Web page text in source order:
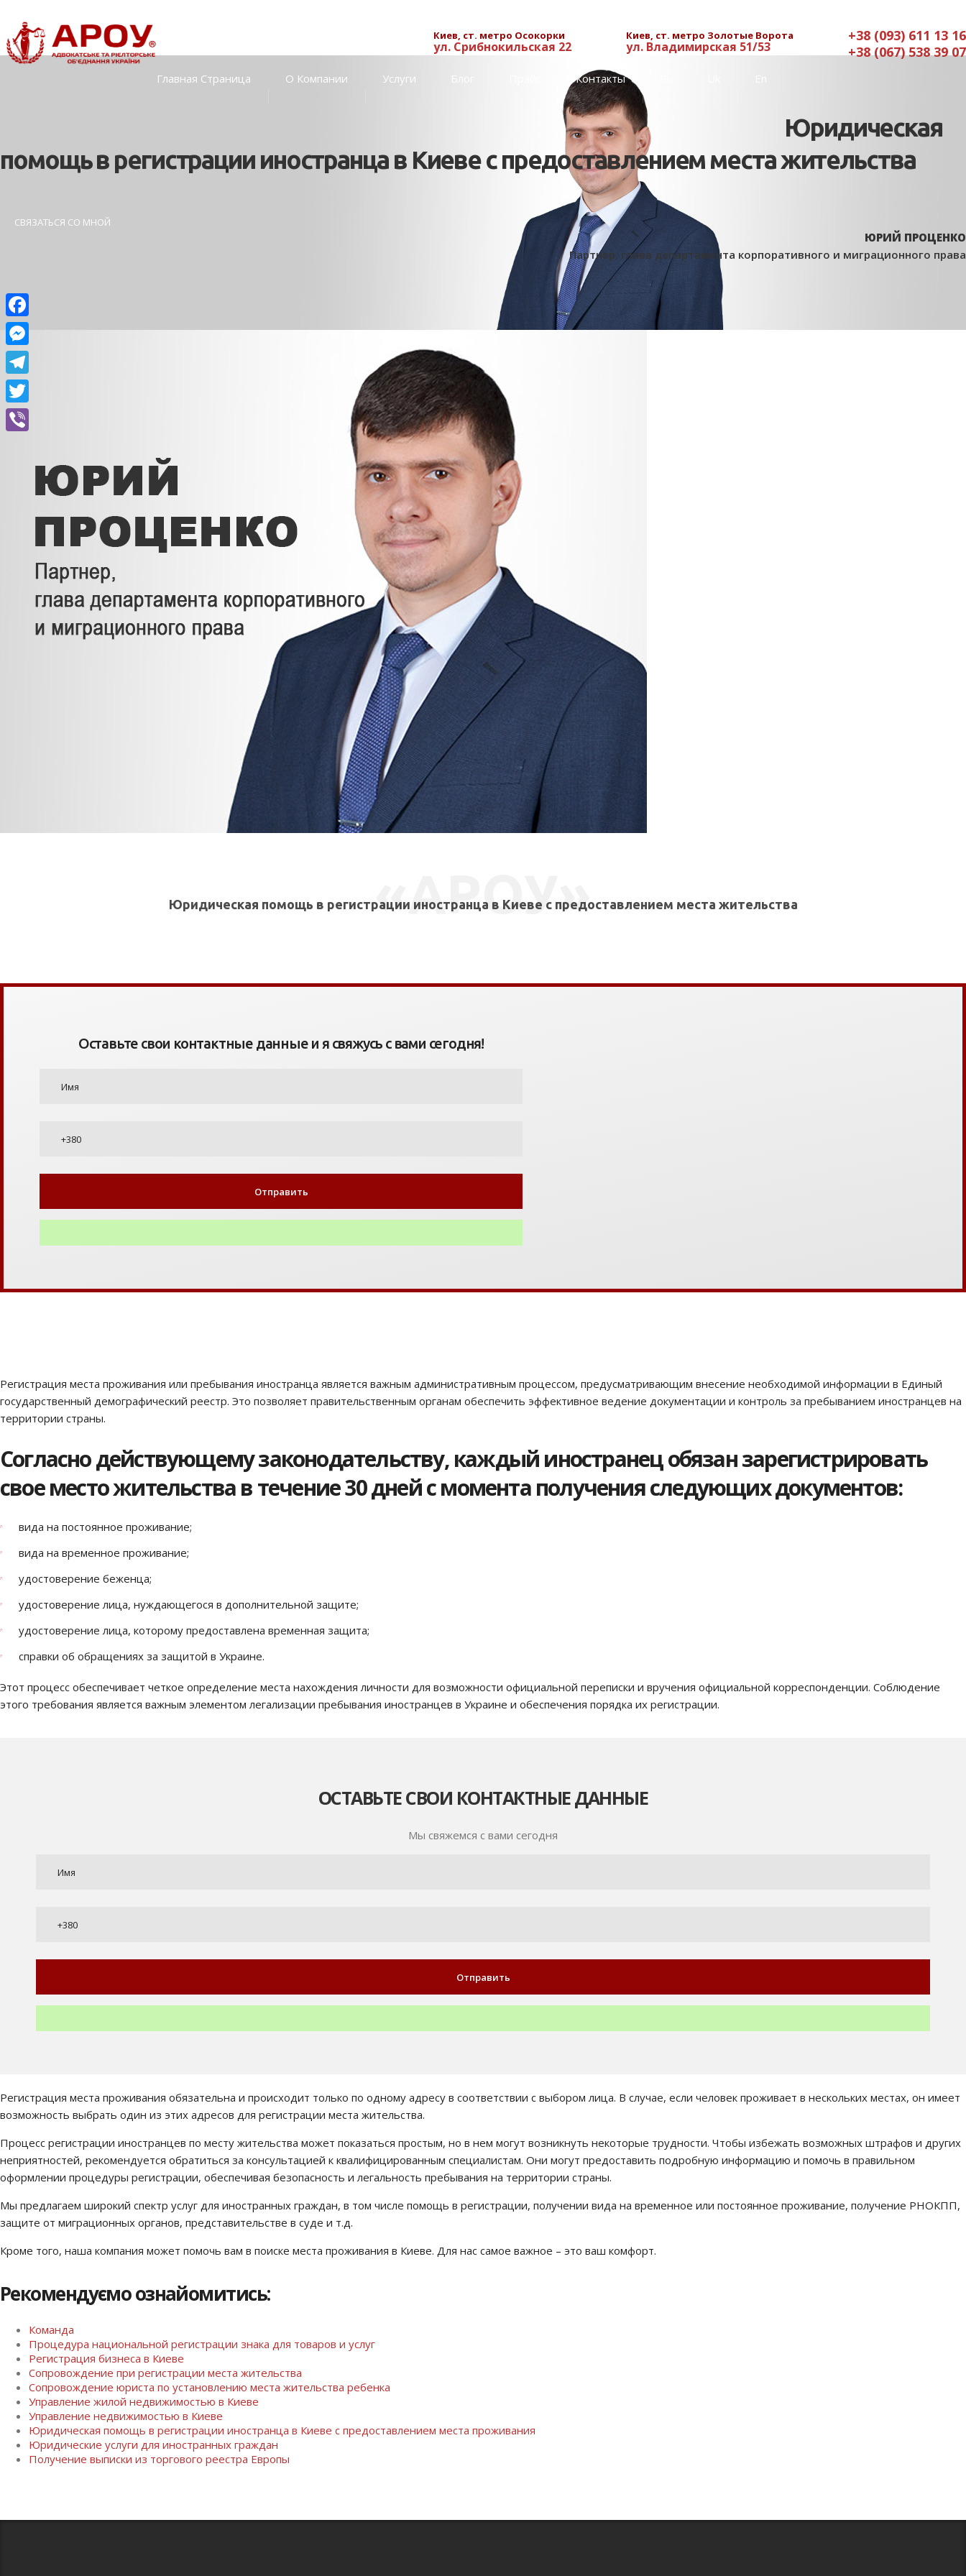
+38 (093) 611 13 16
+38 (067) 538 39 07
Киев, ст. метро Золотые Ворота
ул. Владимирская 51/53
Киев, ст. метро Осокорки
ул. Срибнокильская 22
Главная Страница О Компании Услуги Контакты
Юридическая
помощь в регистрации иностранца в Киеве с предоставлением места жительства
СВЯЗАТЬСЯ СО МНОЙ
ЮРИЙ ПРОЦЕНКО
Партнер, глава департамента корпоративного и миграционного права
Юридическая помощь в регистрации иностранца в Киеве с предоставлением места жительства
«АРОУ»
Оставьте свои контактные данные и я свяжусь с вами сегодня!
Регистрация места проживания или пребывания иностранца является важным административным процессом, предусматривающим внесение необходимой информации в Единый
государственный демографический реестр. Это позволяет правительственным органам обеспечить эффективное ведение документации и контроль за пребыванием иностранцев на
территории страны.
Согласно действующему законодательству, каждый иностранец обязан зарегистрировать
свое место жительства в течение 30 дней с момента получения следующих документов:
вида на постоянное проживание;
вида на временное проживание;
удостоверение беженца;
удостоверение лица, нуждающегося в дополнительной защите;
удостоверение лица, которому предоставлена временная защита;
справки об обращениях за защитой в Украине.
Этот процесс обеспечивает четкое определение места нахождения личности для возможности официальной переписки и вручения официальной корреспонденции. Соблюдение
этого требования является важным элементом легализации пребывания иностранцев в Украине и обеспечения порядка их регистрации.
ОСТАВЬТЕ СВОИ КОНТАКТНЫЕ ДАННЫЕ
Мы свяжемся с вами сегодня
Регистрация места проживания обязательна и происходит только по одному адресу в соответствии с выбором лица. В случае, если человек проживает в нескольких местах, он имеет
возможность выбрать один из этих адресов для регистрации места жительства.
Процесс регистрации иностранцев по месту жительства может показаться простым, но в нем могут возникнуть некоторые трудности. Чтобы избежать возможных штрафов и других
неприятностей, рекомендуется обратиться за консультацией к квалифицированным специалистам. Они могут предоставить подробную информацию и помочь в правильном
оформлении процедуры регистрации, обеспечивая безопасность и легальность пребывания на территории страны.
Мы предлагаем широкий спектр услуг для иностранных граждан, в том числе помощь в регистрации, получении вида на временное или постоянное проживание, получение РНОКПП,
защите от миграционных органов, представительстве в суде и т.д.
Кроме того, наша компания может помочь вам в поиске места проживания в Киеве. Для нас самое важное – это ваш комфорт.
Рекомендуємо ознайомитись:
Команда
Процедура национальной регистрации знака для товаров и услуг
Регистрация бизнеса в Киеве
Сопровождение при регистрации места жительства
Сопровождение юриста по установлению места жительства ребенка
Управление жилой недвижимостью в Киеве
Управление недвижимостью в Киеве
Юридическая помощь в регистрации иностранца в Киеве с предоставлением места проживания
Юридические услуги для иностранных граждан
Получение выписки из торгового реестра Европы
Facebook
Messenger
Telegram
Twitter